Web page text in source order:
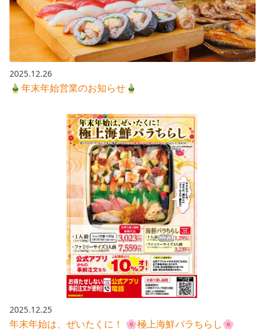
2025.12.26
🎍年末年始営業のお知らせ🎍
2025.12.25
年末年始は、ぜいたくに！ 🌸極上海鮮バラちらし🌸